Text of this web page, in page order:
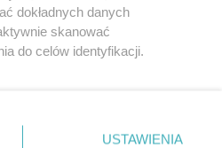
dokładnych danych
skanować
do celów identyfikacji.
ustawień prywatności
USTAWIENIA